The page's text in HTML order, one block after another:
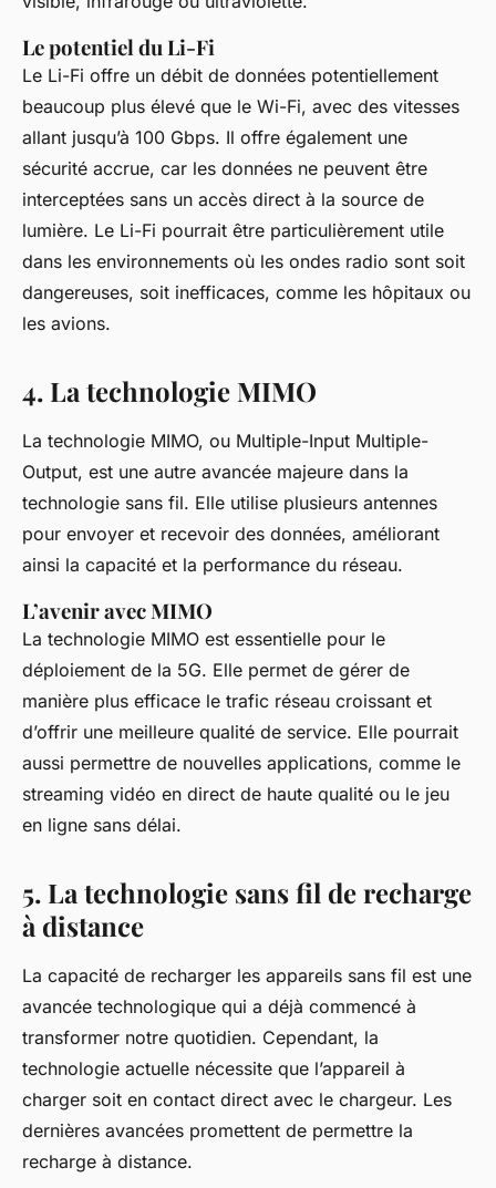
Le potentiel du Li-Fi
Le Li-Fi offre un débit de données potentiellement
beaucoup plus élevé que le Wi-Fi, avec des vitesses
allant jusqu’à 100 Gbps. Il offre également une
sécurité accrue, car les données ne peuvent être
interceptées sans un accès direct à la source de
lumière. Le Li-Fi pourrait être particulièrement utile
dans les environnements où les ondes radio sont soit
dangereuses, soit inefficaces, comme les hôpitaux ou
les avions.
4. La technologie MIMO
La technologie MIMO, ou Multiple-Input Multiple-
Output, est une autre avancée majeure dans la
technologie sans fil. Elle utilise plusieurs antennes
pour envoyer et recevoir des données, améliorant
ainsi la capacité et la performance du réseau.
L’avenir avec MIMO
La technologie MIMO est essentielle pour le
déploiement de la 5G. Elle permet de gérer de
manière plus efficace le trafic réseau croissant et
d’offrir une meilleure qualité de service. Elle pourrait
aussi permettre de nouvelles applications, comme le
streaming vidéo en direct de haute qualité ou le jeu
en ligne sans délai.
5. La technologie sans fil de recharge
à distance
La capacité de recharger les appareils sans fil est une
avancée technologique qui a déjà commencé à
transformer notre quotidien. Cependant, la
technologie actuelle nécessite que l’appareil à
charger soit en contact direct avec le chargeur. Les
dernières avancées promettent de permettre la
recharge à distance.